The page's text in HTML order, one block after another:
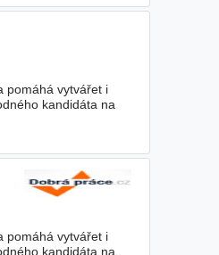
pomáhá vytvářet i
kandidáta na
pomáhá vytvářet i
kandidáta na